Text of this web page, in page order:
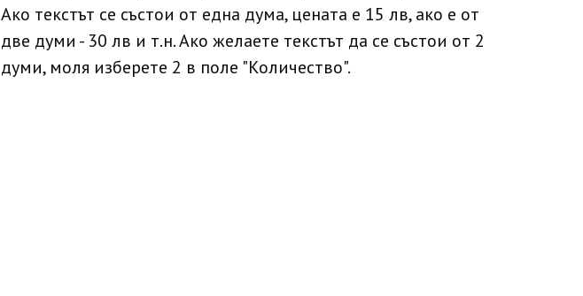
Ако текстът се състои от една дума, цената е 15 лв, ако е от
две думи - 30 лв и т.н. Ако желаете текстът да се състои от 2
думи, моля изберете 2 в поле "Количество".